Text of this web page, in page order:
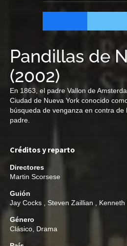
Pandillas de
(2002)
En 1863, el padre Vallon de
Ciudad de Nueva York conocido
búsqueda de venganza en contra
padre.
Créditos y reparto
Directores
Martin Scorsese
Guión
Jay Cocks
Steven Zaillian
Género
Clásico Drama